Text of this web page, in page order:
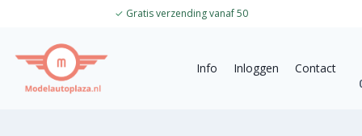
✓ Gratis verzending vanaf 50
Info Inloggen
Contact